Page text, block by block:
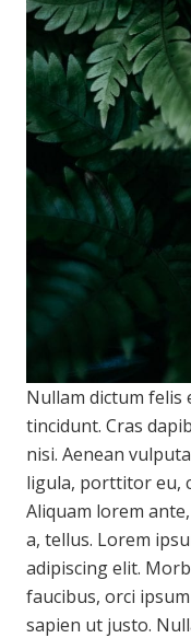
Nullam dictum felis
tincidunt. Cras
nisi. Aenean
ligula, porttitor eu,
Aliquam lorem
a, tellus. Lorem
adipiscing elit.
faucibus, orci
sapien ut justo.